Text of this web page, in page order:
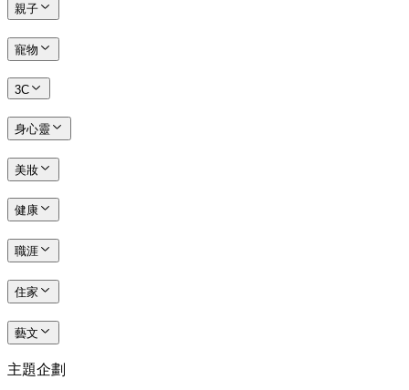
親子
寵物
3C
身心靈
美妝
健康
職涯
住家
藝文
主題企劃